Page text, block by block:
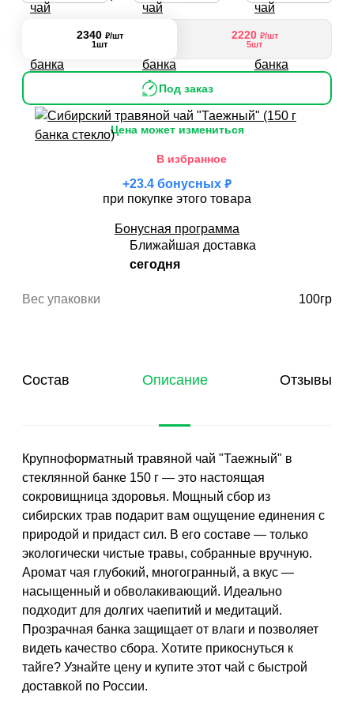
Вес упаковки 100гр
2340 ₽/шт
1шт
2220 ₽/шт
5шт
Под заказ
Цена может измениться
В избранное
+23.4 бонусных ₽
при покупке этого товара
Бонусная программа
Ближайшая доставка
сегодня
Состав Описание Отзывы
Крупноформатный травяной чай "Таежный" в
стеклянной банке 150 г — это настоящая
сокровищница здоровья. Мощный сбор из
сибирских трав подарит вам ощущение единения с
природой и придаст сил. В его составе — только
экологически чистые травы, собранные вручную.
Аромат чая глубокий, многогранный, а вкус —
насыщенный и обволакивающий. Идеально
подходит для долгих чаепитий и медитаций.
Прозрачная банка защищает от влаги и позволяет
видеть качество сбора. Хотите прикоснуться к
тайге? Узнайте цену и купите этот чай с быстрой
доставкой по России.
функционал сайта максимально удобным для
пользователей.
Рекламные файлы cookie используются для целей
маркетинга и улучшения качества рекламы. Эти
файлы cookie помогают обеспечить максимально
высокую точность и ценность содержания
маркетинговых и рекламных материалов для
пользователей сайта.